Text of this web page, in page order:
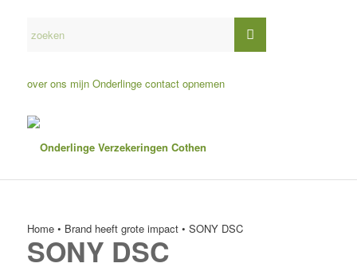
over ons mijn Onderlinge contact opnemen
Home• Brand heeft grote impact• SONY DSC
SONY DSC